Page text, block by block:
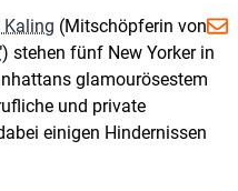
(Mitschöpferin von
) stehen fünf New Yorker in
glamourösestem
und private
einigen Hindernissen